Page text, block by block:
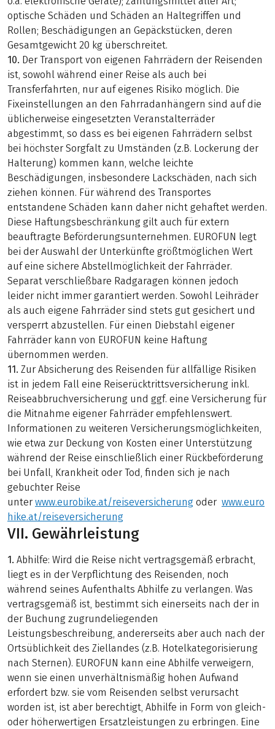
optische Schäden und Schäden an Haltegriffen und
Rollen; Beschädigungen an Gepäckstücken, deren
Gesamtgewicht 20 kg überschreitet.
10. Der Transport von eigenen Fahrrädern der Reisenden
ist, sowohl während einer Reise als auch bei
Transferfahrten, nur auf eigenes Risiko möglich. Die
Fixeinstellungen an den Fahrradanhängern sind auf die
üblicherweise eingesetzten Veranstalterräder
abgestimmt, so dass es bei eigenen Fahrrädern selbst
bei höchster Sorgfalt zu Umständen (z.B. Lockerung der
Halterung) kommen kann, welche leichte
Beschädigungen, insbesondere Lackschäden, nach sich
ziehen können. Für während des Transportes
entstandene Schäden kann daher nicht gehaftet werden.
Diese Haftungsbeschränkung gilt auch für extern
beauftragte Beförderungsunternehmen. EUROFUN legt
bei der Auswahl der Unterkünfte größtmöglichen Wert
auf eine sichere Abstellmöglichkeit der Fahrräder.
Separat verschließbare Radgaragen können jedoch
leider nicht immer garantiert werden. Sowohl Leihräder
als auch eigene Fahrräder sind stets gut gesichert und
versperrt abzustellen. Für einen Diebstahl eigener
Fahrräder kann von EUROFUN keine Haftung
übernommen werden.
11. Zur Absicherung des Reisenden für allfällige Risiken
ist in jedem Fall eine Reiserücktrittsversicherung inkl.
Reiseabbruchversicherung und ggf. eine Versicherung für
die Mitnahme eigener Fahrräder empfehlenswert.
Informationen zu weiteren Versicherungsmöglichkeiten,
wie etwa zur Deckung von Kosten einer Unterstützung
während der Reise einschließlich einer Rückbeförderung
bei Unfall, Krankheit oder Tod, finden sich je nach
gebuchter Reise
unter www.eurobike.at/reiseversicherung oder www.euro
hike.at/reiseversicherung
VII. Gewährleistung
1. Abhilfe: Wird die Reise nicht vertragsgemäß erbracht,
liegt es in der Verpflichtung des Reisenden, noch
während seines Aufenthalts Abhilfe zu verlangen. Was
vertragsgemäß ist, bestimmt sich einerseits nach der in
der Buchung zugrundeliegenden
Leistungsbeschreibung, andererseits aber auch nach der
Ortsüblichkeit des Ziellandes (z.B. Hotelkategorisierung
nach Sternen). EUROFUN kann eine Abhilfe verweigern,
wenn sie einen unverhältnismäßig hohen Aufwand
erfordert bzw. sie vom Reisenden selbst verursacht
worden ist, ist aber berechtigt, Abhilfe in Form von gleich-
oder höherwertigen Ersatzleistungen zu erbringen. Eine